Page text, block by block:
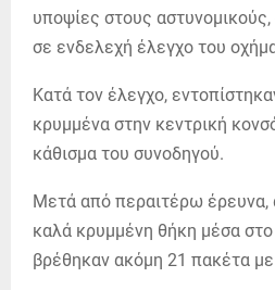
υποψίες στους
σε ενδελεχή έλεγχο του
Κατά τον έλεγχο,
κρυμμένα στην κεντρική
κάθισμα του συνοδηγού.
Μετά από περαιτέρω έρευνα,
καλά κρυμμένη θήκη μέσα
βρέθηκαν ακόμη 21 πακέτα με